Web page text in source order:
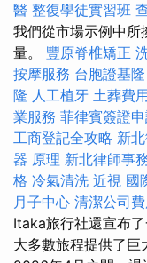
醫 整復學徒實習班
我們從市場示例中所
量。 豐原脊椎矯正
按摩服務 台胞證基隆
隆 人工植牙 土葬費
業服務 菲律賓簽證
工商登記全攻略 新
器 原理 新北律師事
格 冷氣清洗 近視 國
月子中心 清潔公司
Itaka旅行社還宣布
大多數旅程提供了